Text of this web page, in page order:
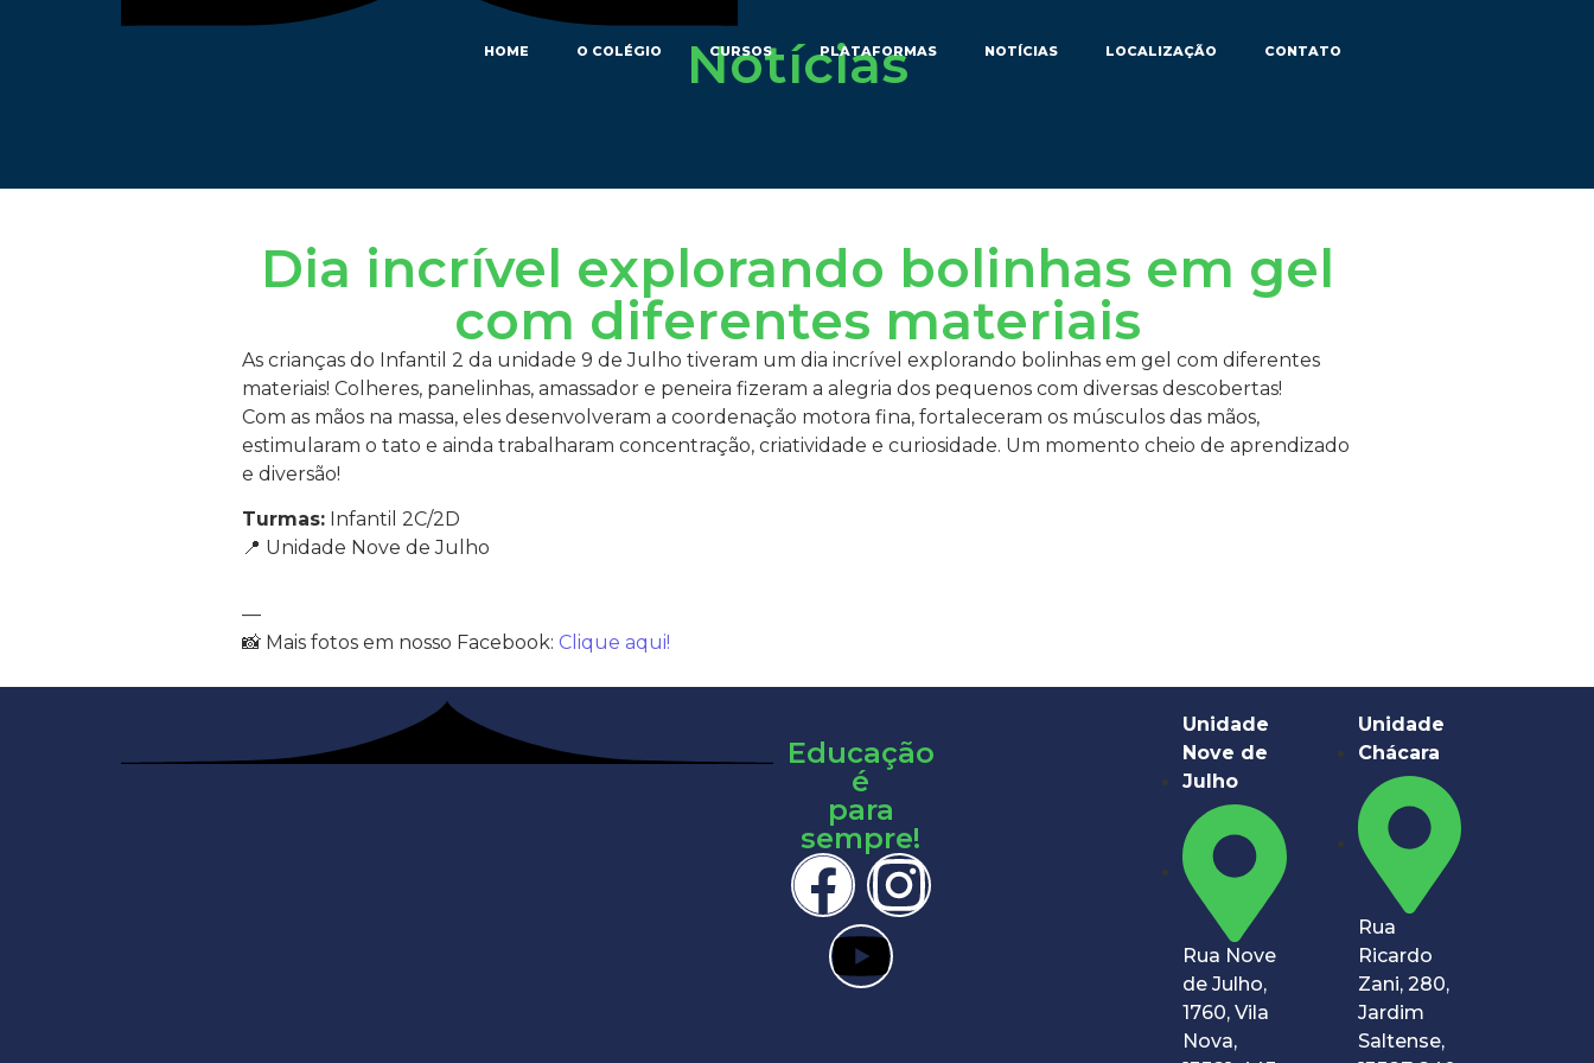
HOME O COLÉGIO CURSOS PLATAFORMAS NOTÍCIAS LOCALIZAÇÃO CONTATO
Notícias
Dia incrível explorando bolinhas em gel
com diferentes materiais
As crianças do Infantil 2 da unidade 9 de Julho tiveram um dia incrível explorando bolinhas em gel com diferentes
materiais! Colheres, panelinhas, amassador e peneira fizeram a alegria dos pequenos com diversas descobertas!
Com as mãos na massa, eles desenvolveram a coordenação motora fina, fortaleceram os músculos das mãos,
estimularam o tato e ainda trabalharam concentração, criatividade e curiosidade. Um momento cheio de aprendizado
e diversão!
Turmas: Infantil 2C/2D
📍 Unidade Nove de Julho
—
📸 Mais fotos em nosso Facebook: Clique aqui!
Educação
é
para
sempre!
Unidade
Nove de
Julho
Rua Nove
de Julho,
1760, Vila
Nova,
Unidade
Chácara
Rua
Ricardo
Zani, 280,
Jardim
Saltense,